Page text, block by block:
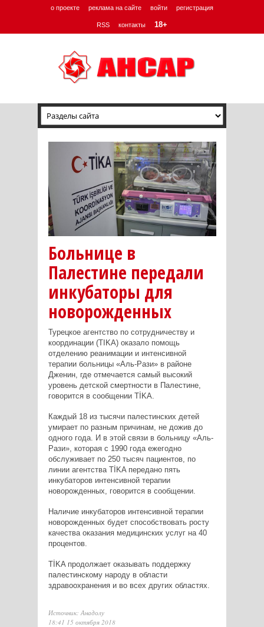
о проекте реклама на сайте войти регистрация
RSS контакты 18+
Больнице в
Палестине передали
инкубаторы для
новорожденных
Турецкое агентство по сотрудничеству и
координации (TIKA) оказало помощь
отделению реанимации и интенсивной
терапии больницы «Аль-Рази» в районе
Дженин, где отмечается самый высокий
уровень детской смертности в Палестине,
говорится в сообщении TİKA.
Каждый 18 из тысячи палестинских детей
умирает по разным причинам, не дожив до
одного года. И в этой связи в больницу «Аль-
Рази», которая с 1990 года ежегодно
обслуживает по 250 тысяч пациентов, по
линии агентства TİKA передано пять
инкубаторов интенсивной терапии
новорожденных, говорится в сообщении.
Наличие инкубаторов интенсивной терапии
новорожденных будет способствовать росту
качества оказания медицинских услуг на 40
процентов.
TİKA продолжает оказывать поддержку
палестинскому народу в области
здравоохранения и во всех других областях.
Источник: Анадолу
18:41 15 октября 2018